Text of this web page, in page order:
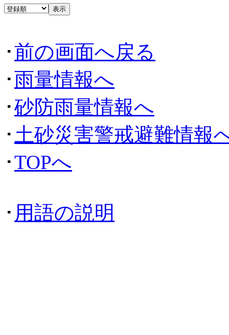
･前の画面へ戻る
･雨量情報へ
･砂防雨量情報へ
･ 土砂災害警戒避難情報
･TOPへ
･ 用語の説明